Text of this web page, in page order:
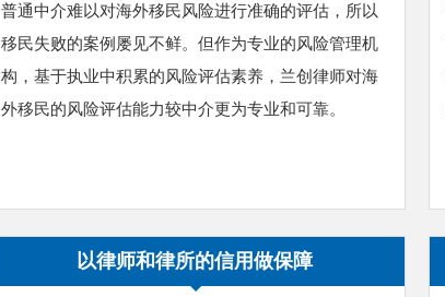
普通中介难以对海外移民风险进行准确的评估，所以
移民失败的案例屡见不鲜。但作为专业的风险管理机
构，基于执业中积累的风险评估素养，兰创律师对海
外移民的风险评估能力较中介更为专业和可靠。
以律师和律所的信用做保障